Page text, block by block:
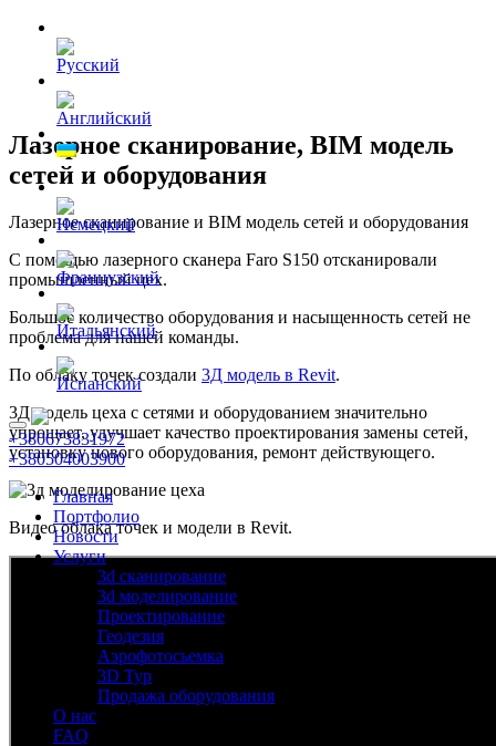
+380673831972
+380504003900
Главная
Портфолио
Новости
Услуги
3d сканирование
3d моделирование
Проектирование
Геодезия
Аэрофотосьемка
3D Тур
Продажа оборудования
О нас
FAQ
Лазерное сканирование, BIM модель
сетей и оборудования
Лазерное сканирование и BIM модель сетей и оборудования
С помощью лазерного сканера Faro S150 отсканировали
промышленный цех.
Большое количество оборудования и насыщенность сетей не
проблема для нашей команды.
По облаку точек создали 3Д модель в Revit.
3Д модель цеха с сетями и оборудованием значительно
упрощает, улучшает качество проектирования замены сетей,
установку нового оборудования, ремонт действующего.
Видео облака точек и модели в Revit.